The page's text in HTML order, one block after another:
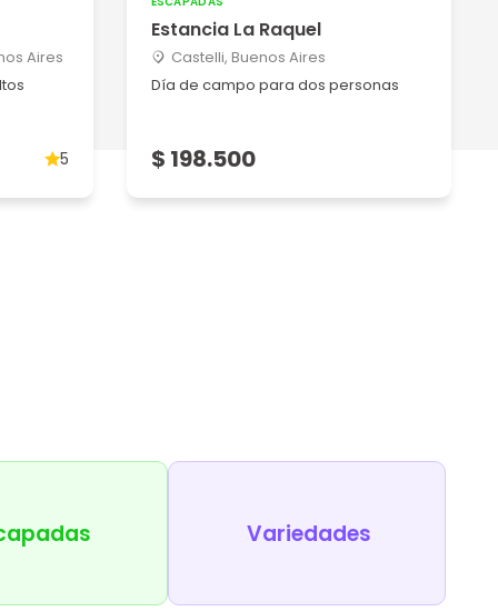
Aires
5
Estancia La Raquel
Castelli, Buenos Aires
Día de campo para dos personas
$ 198.500
Variedades